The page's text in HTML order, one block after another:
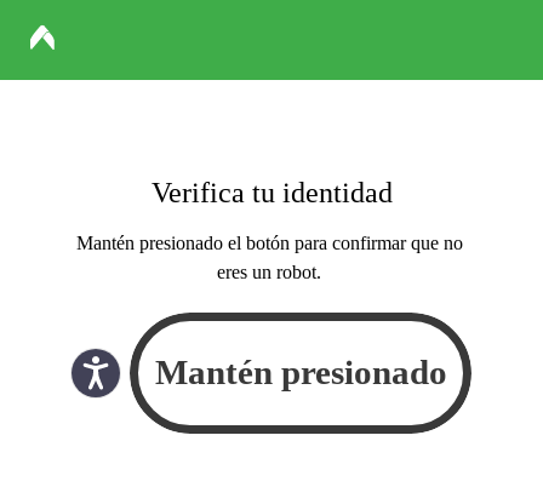
Verifica tu identidad
Mantén presionado el botón para confirmar que no
eres un robot.